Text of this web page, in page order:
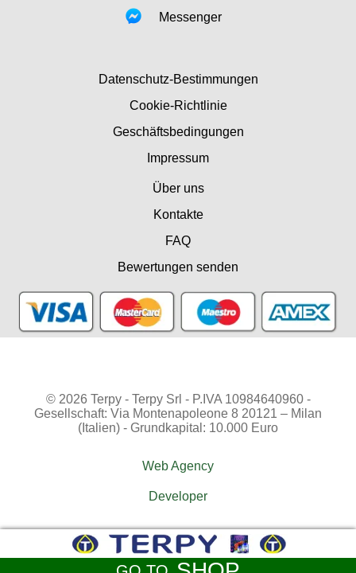
Messenger
Datenschutz-Bestimmungen
Cookie-Richtlinie
Geschäftsbedingungen
Impressum
Über uns
Kontakte
FAQ
Bewertungen senden
© 2026 Terpy - Terpy Srl - P.IVA 10984640960 -
Gesellschaft: Via Montenapoleone 8 20121 – Milan
(Italien) - Grundkapital: 10.000 Euro
Web Agency
Developer